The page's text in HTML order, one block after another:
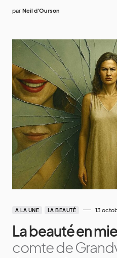
par Neil d'Ourson
A LA UNE LA BEAUTÉ 13
La beauté en
comte de